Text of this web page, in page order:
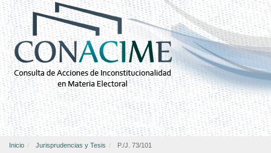
Inicio Jurisprudencias y Tesis P./J. 73/101